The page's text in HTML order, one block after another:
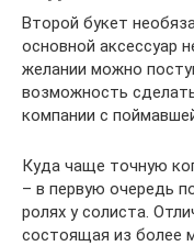
Второй букет
основной аксессуар
желании можно
возможность
компании с
Куда чаще точную
– в первую очередь
ролях у солиста.
состоящая из более